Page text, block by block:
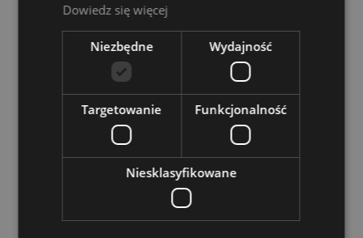
RH Sound WR 218
Dostępność:
Rode Wireless GO III Bezprzewodowy system
Dowiedz się więcej
Niezbędne Wydajność
Targetowanie Funkcjonalność
Niesklasyfikowane